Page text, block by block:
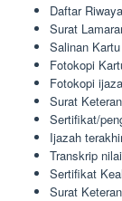
Daftar
Surat
Salinan
Fotokopi
Fotokopi
Surat
Sertifikat/
Ijazah
Transkrip
Sertifikat
Surat